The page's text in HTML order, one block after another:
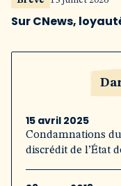
Sur CNews,
15 avril 2025
Condamnations
discrédit de l’État